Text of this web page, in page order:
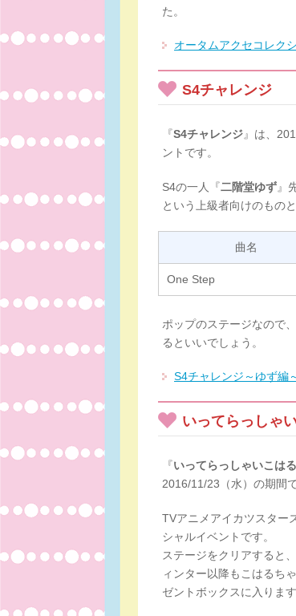
た。
オータムアクセコレク
S4チャレンジ
『S4チャレンジ』は、
ントです。
S4の一人『二階堂ゆず』
という上級者向けのもの
曲名
One Step
ポップのステージなので
るといいでしょう。
S4チャレンジ～ゆず編
いってらっしゃ
『いってらっしゃいこは
2016/11/23（水）の期間
TVアニメアイカツスター
シャルイベントです。
ステージをクリアすると
ィンター以降もこはるち
ゼントボックスに入ります